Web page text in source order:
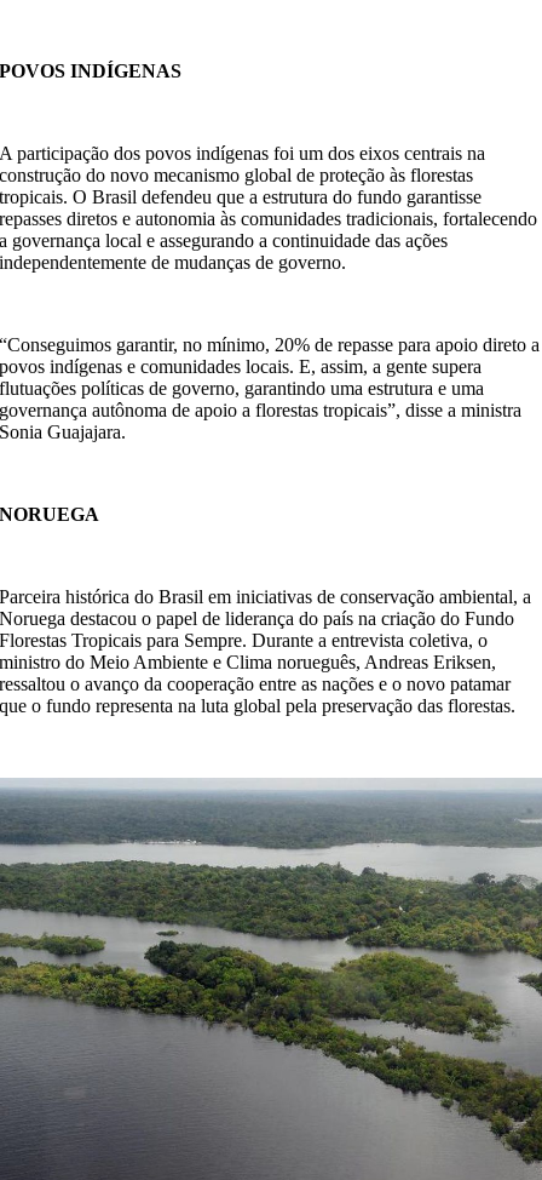
POVOS INDÍGENAS
A participação dos povos indígenas foi um dos eixos centrais na
construção do novo mecanismo global de proteção às florestas
tropicais. O Brasil defendeu que a estrutura do fundo garantisse
repasses diretos e autonomia às comunidades tradicionais, fortalecendo
a governança local e assegurando a continuidade das ações
independentemente de mudanças de governo.
“Conseguimos garantir, no mínimo, 20% de repasse para apoio direto a
povos indígenas e comunidades locais. E, assim, a gente supera
flutuações políticas de governo, garantindo uma estrutura e uma
governança autônoma de apoio a florestas tropicais”, disse a ministra
Sonia Guajajara.
NORUEGA
Parceira histórica do Brasil em iniciativas de conservação ambiental, a
Noruega destacou o papel de liderança do país na criação do Fundo
Florestas Tropicais para Sempre. Durante a entrevista coletiva, o
ministro do Meio Ambiente e Clima norueguês, Andreas Eriksen,
ressaltou o avanço da cooperação entre as nações e o novo patamar
que o fundo representa na luta global pela preservação das florestas.